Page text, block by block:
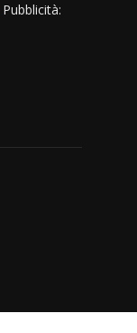
Pubblicità: